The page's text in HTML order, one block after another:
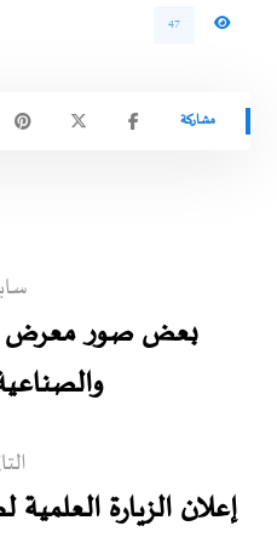
47
بعض صور معرض
إعلان الزيارة